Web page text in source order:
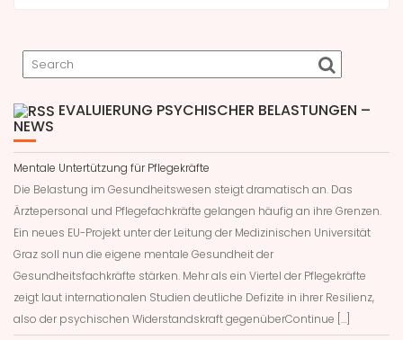
EVALUIERUNG PSYCHISCHER BELASTUNGEN –
NEWS
Mentale Untertützung für Pflegekräfte
Die Belastung im Gesundheitswesen steigt dramatisch an. Das
Ärztepersonal und Pflegefachkräfte gelangen häufig an ihre Grenzen.
Ein neues EU-Projekt unter der Leitung der Medizinischen Universität
Graz soll nun die eigene mentale Gesundheit der
Gesundheitsfachkräfte stärken. Mehr als ein Viertel der Pflegekräfte
zeigt laut internationalen Studien deutliche Defizite in ihrer Resilienz,
also der psychischen Widerstandskraft gegenüberContinue […]